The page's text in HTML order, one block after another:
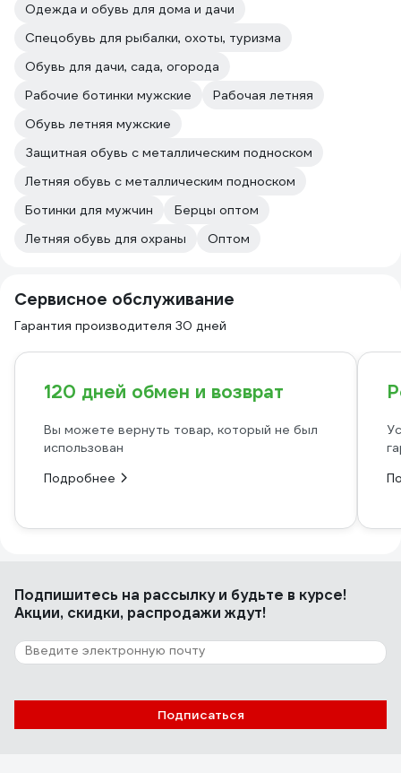
Одежда и обувь для дома и дачи
Спецобувь для рыбалки, охоты, туризма
Обувь для дачи, сада, огорода
Рабочие ботинки мужские
Рабочая летняя
Обувь летняя мужские
Защитная обувь с металлическим подноском
Летняя обувь с металлическим подноском
Ботинки для мужчин
Берцы оптом
Летняя обувь для охраны
Оптом
Сервисное обслуживание
Гарантия производителя 30 дней
120 дней обмен и возврат
Вы можете вернуть товар, который не был
использован
Подробнее
Подпишитесь на рассылкуи будьте в курсе!
Акции, скидки, распродажи ждут!
Подписаться